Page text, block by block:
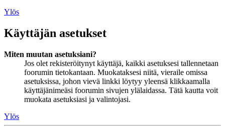
Ylös
Käyttäjän asetukset
Miten muutan asetuksiani?
Jos olet rekisteröitynyt käyttäjä, kaikki asetuksesi tallennetaan
foorumin tietokantaan. Muokataksesi niitä, vieraile omissa
asetuksissa, johon vievä linkki löytyy yleensä klikkaamalla
käyttäjänimeäsi foorumin sivujen ylälaidassa. Tätä kautta voit
muokata asetuksiasi ja valintojasi.
Ylös